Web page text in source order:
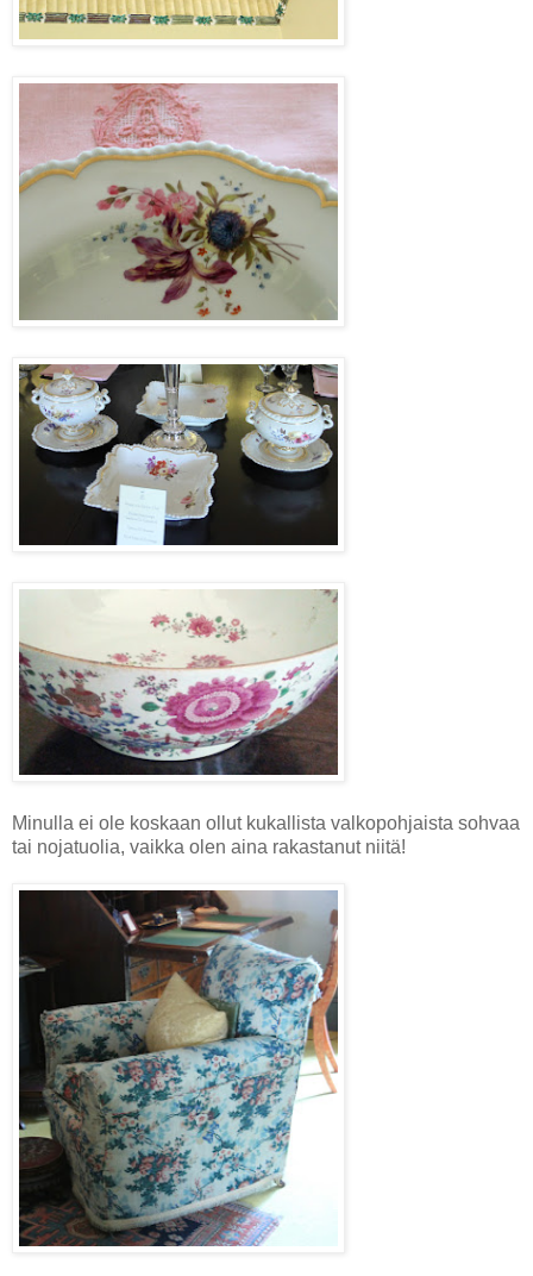
Minulla ei ole koskaan ollut kukallista valkopohjaista sohvaa
tai nojatuolia, vaikka olen aina rakastanut niitä!